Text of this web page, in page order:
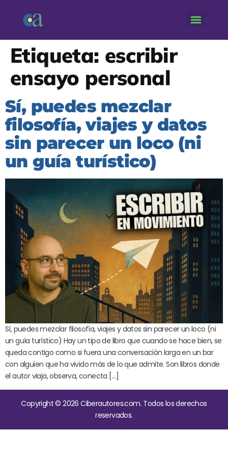
Etiqueta: escribir
ensayo personal
Sí, puedes mezclar
filosofía, viajes y datos
sin parecer un loco (ni
un guía turístico)
Sí, puedes mezclar filosofía, viajes y datos sin parecer un loco (ni
un guía turístico) Hay un tipo de libro que cuando se hace bien, se
queda contigo como si fuera una conversación larga en un bar
con alguien que ha vivido más de lo que admite. Son libros donde
el autor viaja, observa, conecta […]
Copyright © 2026 Ciberautores.com. Todos los derechos
reservados.